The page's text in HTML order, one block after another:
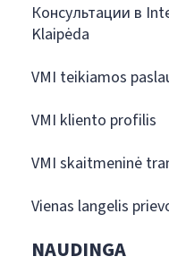
Консультации в
Klaipėda
VMI teikiamos
VMI kliento profilis
VMI skaitmeninė
Vienas langelis
NAUDINGA